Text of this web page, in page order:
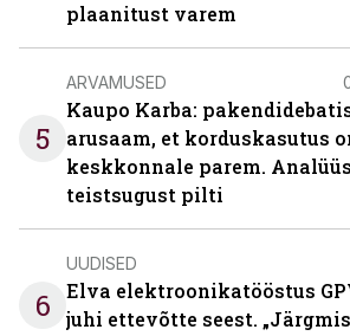
plaanitust varem
5
ARVAMUSED
Kaupo Karba:
arusaam, et korduskasutus
keskkonnale parem.
teistsugust pilti
6
UUDISED
Elva elektroonikatööstus
juhi ettevõtte seest.